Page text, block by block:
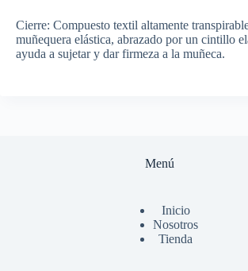
Cierre: Compuesto textil altamente
muñequera elástica, abrazado por un cintillo
ayuda a sujetar y dar firmeza a la muñeca.
Menú
Inicio
Nosotros
Tienda